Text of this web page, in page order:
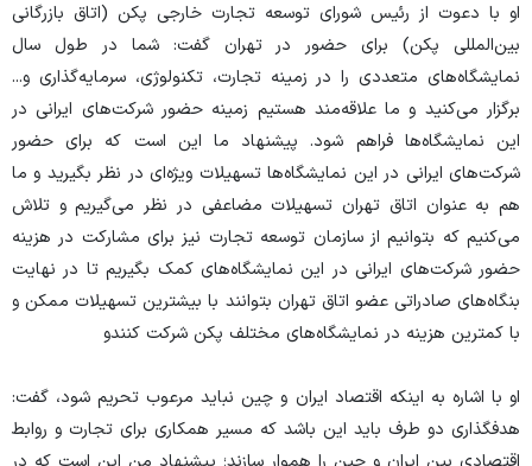
او با دعوت از رئیس شورای توسعه تجارت خارجی پکن (اتاق بازرگانی
بین‌المللی پکن) برای حضور در تهران گفت: شما در طول سال
نمایشگاه‌های متعددی را در زمینه تجارت، تکنولوژی، سرمایه‌گذاری و...
برگزار ‌می‌کنید و ما علاقه‌مند هستیم زمینه حضور شرکت‌های ایرانی در
این نمایشگاه‌ها فراهم شود. پیشنهاد ما این است که برای حضور
شرکت‌های ایرانی در این نمایشگاه‌ها تسهیلات ویژ‌ه‌ای در نظر بگیرید و ما
هم به عنوان اتاق تهران تسهیلات مضاعفی در نظر می‌گیریم و تلاش
می‌کنیم که بتوانیم از سازمان توسعه تجارت نیز برای مشارکت در هزینه
حضور شرکت‌های ایرانی در این نمایشگاه‌های کمک بگیریم تا در نهایت
بنگاه‌های صادراتی عضو اتاق تهران بتوانند با بیشترین تسهیلات ممکن و
با کمترین هزینه در نمایشگاه‌های مختلف پکن شرکت کنندو
او با اشاره به اینکه اقتصاد ایران و چین نباید مرعوب تحریم‌ شود، گفت:
هدفگذاری دو طرف باید این باشد که مسیر همکاری برای تجارت و روابط